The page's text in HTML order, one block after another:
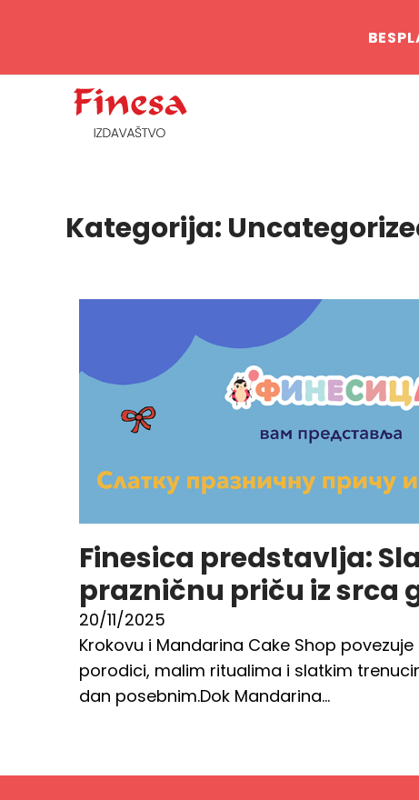
Kategorija:
Finesica predstavlja:
prazničnu priču iz srca
20/11/2025
Krokovu i Mandarina Cake Shop
porodici, malim ritualima i slatkim
dan posebnim.Dok Mandarina…